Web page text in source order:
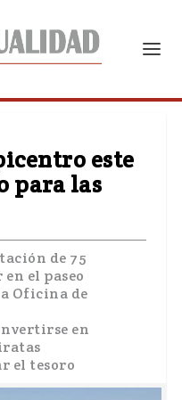
este
para las
de 75
el paseo
Oficina de
en
el tesoro